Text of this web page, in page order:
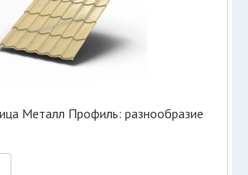
Металл Профиль: разнообразие